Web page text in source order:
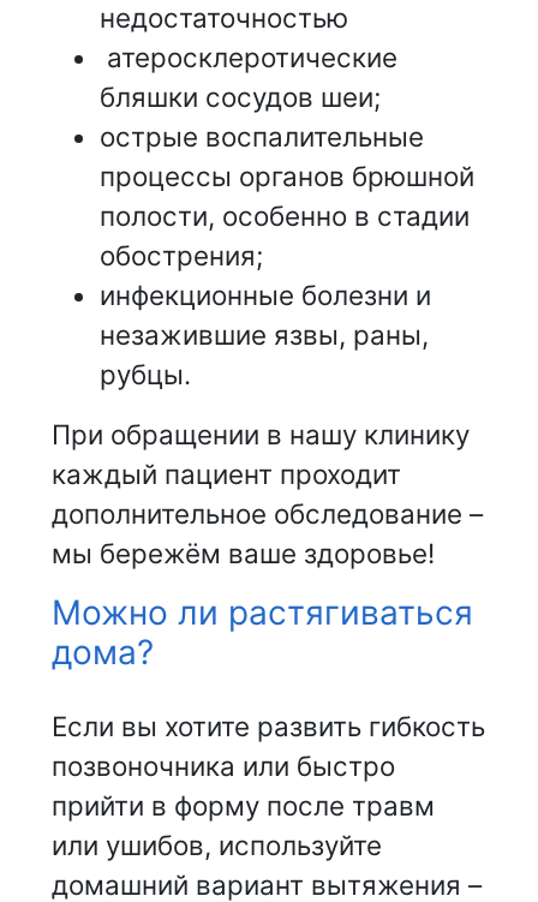
недостаточностью
атеросклеротические
бляшки сосудов шеи;
острые воспалительные
процессы органов брюшной
полости, особенно в стадии
обострения;
инфекционные болезни и
незажившие язвы, раны,
рубцы.
При обращении в нашу клинику
каждый пациент проходит
дополнительное обследование –
мы бережём ваше здоровье!
Можно ли растягиваться
дома?
Если вы хотите развить гибкость
позвоночника или быстро
прийти в форму после травм
или ушибов, используйте
домашний вариант вытяжения –